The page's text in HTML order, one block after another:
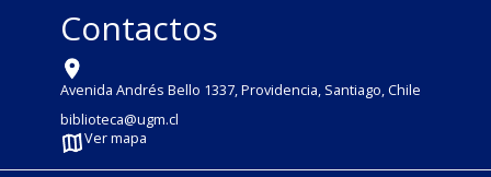
Contactos
Avenida Andrés Bello 1337, Providencia, Santiago, Chile
biblioteca@ugm.cl
Ver mapa